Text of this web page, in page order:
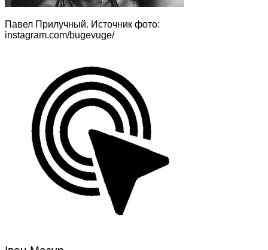
Павел Прилучный. Источник фото:
instagram.com/bugevuge/